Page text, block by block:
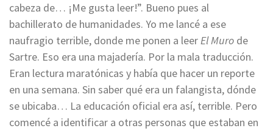
cabeza de… ¡Me gusta leer!”. Bueno pues al
bachillerato de humanidades. Yo me lancé a ese
naufragio terrible, donde me ponen a leerEl Muro de
Sartre. Eso era una majadería. Por la mala traducción.
Eran lectura maratónicas y había que hacer un reporte
en una semana. Sin saber qué era un falangista, dónde
se ubicaba… La educación oficial era así, terrible. Pero
comencé a identificar a otras personas que estaban en